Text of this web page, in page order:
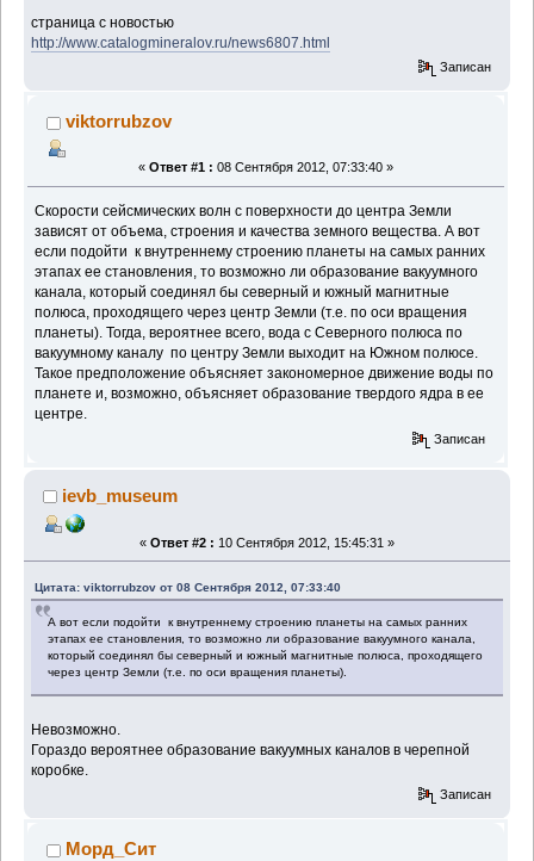
страница с новостью
http://www.catalogmineralov.ru/news6807.html
Записан
viktorrubzov
« Ответ #1 : 08 Сентября 2012, 07:33:40 »
Скорости сейсмических волн с поверхности до центра Земли
зависят от объема, строения и качества земного вещества. А вот
если подойти к внутреннему строению планеты на самых ранних
этапах ее становления, то возможно ли образование вакуумного
канала, который соединял бы северный и южный магнитные
полюса, проходящего через центр Земли (т.е. по оси вращения
планеты). Тогда, вероятнее всего, вода с Северного полюса по
вакуумному каналу по центру Земли выходит на Южном полюсе.
Такое предположение объясняет закономерное движение воды по
планете и, возможно, объясняет образование твердого ядра в ее
центре.
Записан
ievb_museum
« Ответ #2 : 10 Сентября 2012, 15:45:31 »
Цитата: viktorrubzov от 08 Сентября 2012, 07:33:40
А вот если подойти к внутреннему строению планеты на самых ранних
этапах ее становления, то возможно ли образование вакуумного канала,
который соединял бы северный и южный магнитные полюса, проходящего
через центр Земли (т.е. по оси вращения планеты).
Невозможно.
Гораздо вероятнее образование вакуумных каналов в черепной
коробке.
Записан
Морд_Сит